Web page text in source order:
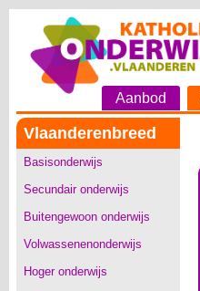
Aanbod
Vlaanderenbreed
Basisonderwijs
Secundair onderwijs
Buitengewoon onderwijs
Volwassenenonderwijs
Hoger onderwijs